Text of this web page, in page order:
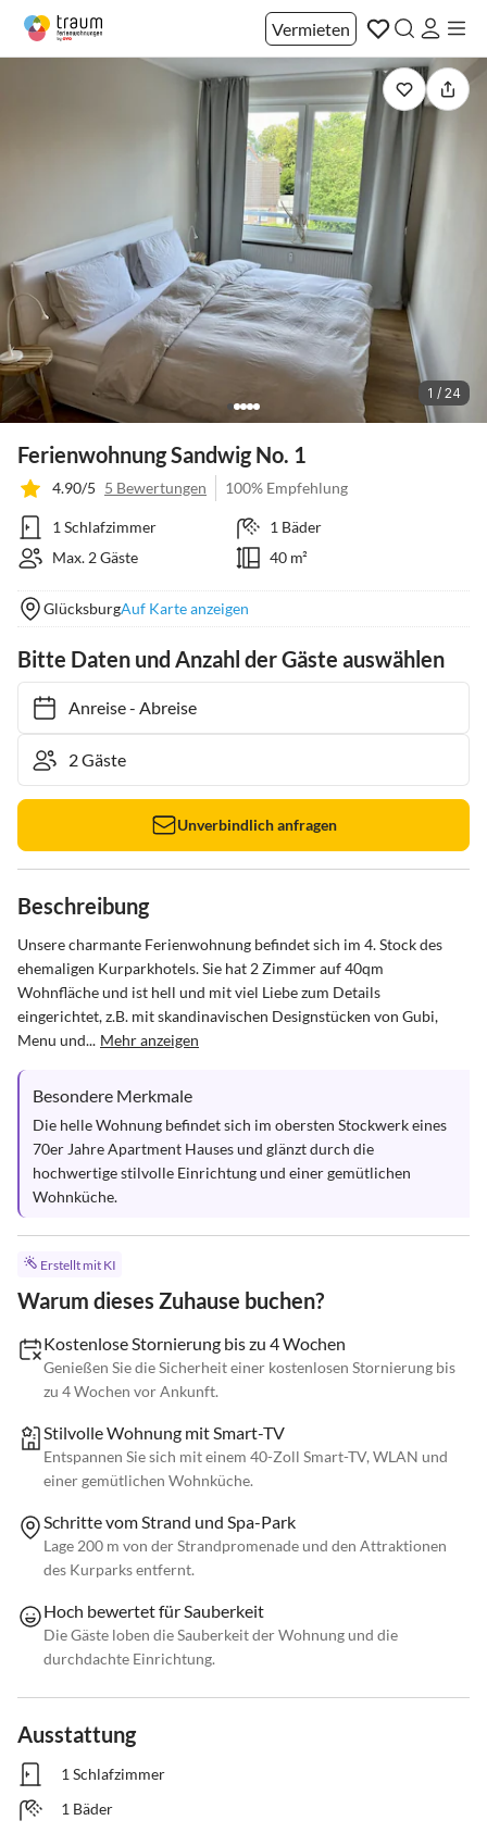
Vermieten
1 / 24
Ferienwohnung Sandwig No. 1
4.90/5 5 Bewertungen 100% Empfehlung
1 Schlafzimmer
1 Bäder
Max. 2 Gäste
40 m²
GlücksburgAuf Karte anzeigen
Bitte Daten und Anzahl der Gäste auswählen
Anreise- Abreise
Unverbindlich anfragen
Beschreibung
Unsere charmante Ferienwohnung befindet sich im 4. Stock des
ehemaligen Kurparkhotels. Sie hat 2 Zimmer auf 40qm
Wohnfläche und ist hell und mit viel Liebe zum Details
eingerichtet, z.B. mit skandinavischen Designstücken von Gubi,
Menu und... Mehr anzeigen
Besondere Merkmale
Die helle Wohnung befindet sich im obersten Stockwerk eines
70er Jahre Apartment Hauses und glänzt durch die
hochwertige stilvolle Einrichtung und einer gemütlichen
Wohnküche.
Erstellt mit KI
Warum dieses Zuhause buchen?
Kostenlose Stornierung bis zu 4 Wochen
Genießen Sie die Sicherheit einer kostenlosen Stornierung bis
zu 4 Wochen vor Ankunft.
Stilvolle Wohnung mit Smart-TV
Entspannen Sie sich mit einem 40-Zoll Smart-TV, WLAN und
einer gemütlichen Wohnküche.
Schritte vom Strand und Spa-Park
Lage 200 m von der Strandpromenade und den Attraktionen
des Kurparks entfernt.
Hoch bewertet für Sauberkeit
Die Gäste loben die Sauberkeit der Wohnung und die
durchdachte Einrichtung.
Ausstattung
1 Schlafzimmer
1 Bäder